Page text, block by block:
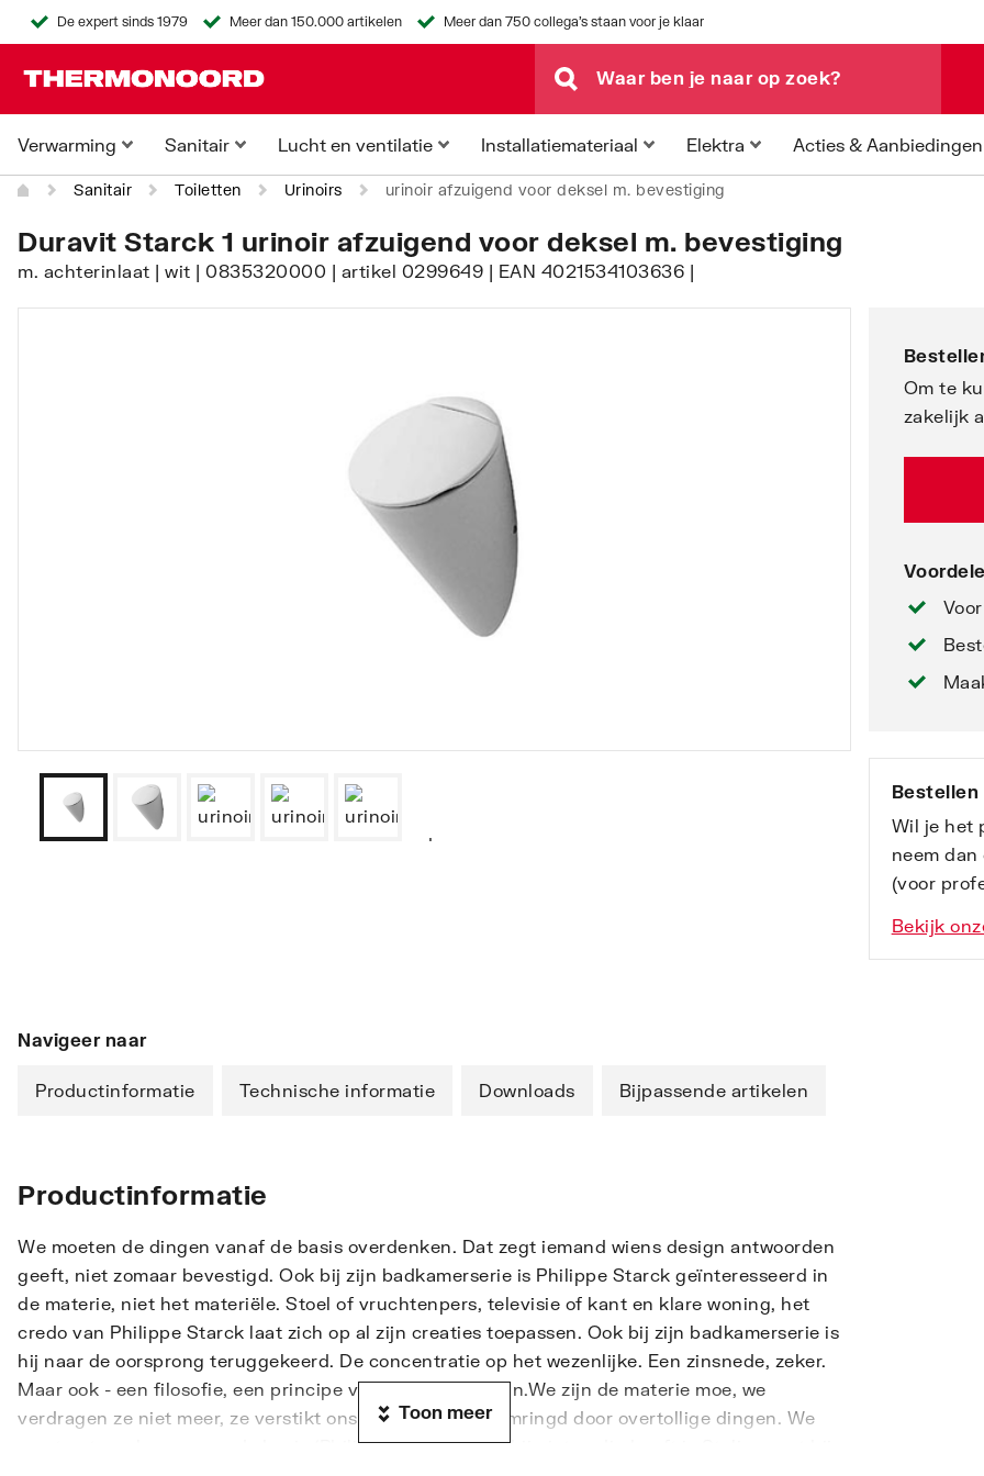
De expert sinds 1979 Meer dan 150.000 artikelen Meer dan 750 collega's staan voor je klaar
Verwarming Sanitair Lucht en ventilatie Installatiemateriaal Elektra Acties & Aanbiedingen
Sanitair Toiletten Urinoirs urinoir afzuigend voor deksel m. bevestiging
Duravit Starck 1 urinoir afzuigend voor deksel m. bevestiging
m. achterinlaat | wit | 0835320000 | artikel 0299649 | EAN 4021534103636 |
Om te
zakelijk
Bestellen
Wil je het
neem
(voor
Bekijk
Navigeer naar
Productinformatie Technische informatie Downloads Bijpassende artikelen
Productinformatie
We moeten de dingen vanaf de basis overdenken. Dat zegt iemand wiens design antwoorden
geeft, niet zomaar bevestigd. Ook bij zijn badkamerserie is Philippe Starck geïnteresseerd in
de materie, niet het materiële. Stoel of vruchtenpers, televisie of kant en klare woning, het
credo van Philippe Starck laat zich op al zijn creaties toepassen. Ook bij zijn badkamerserie is
hij naar de oorsprong teruggekeerd. De concentratie op het wezenlijke. Een zinsnede, zeker.
Maar ook - een filosofie, een principe van leven en design.We zijn de materie moe, we
verdragen ze niet meer, ze verstikt ons. Overal zijn we omringd door overtollige dingen. We
moeten terugkeren naar de basis (Philippe Starck). Wat hij niet nodig heeft is Styling, wat hij
Toon meer